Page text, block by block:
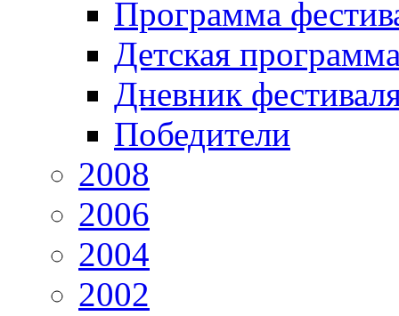
Программа
Детская
Дневник
Победители
2008
2006
2004
2002